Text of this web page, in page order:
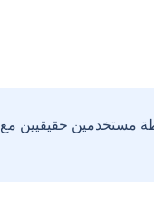
مستخدمين حقيقيين مع